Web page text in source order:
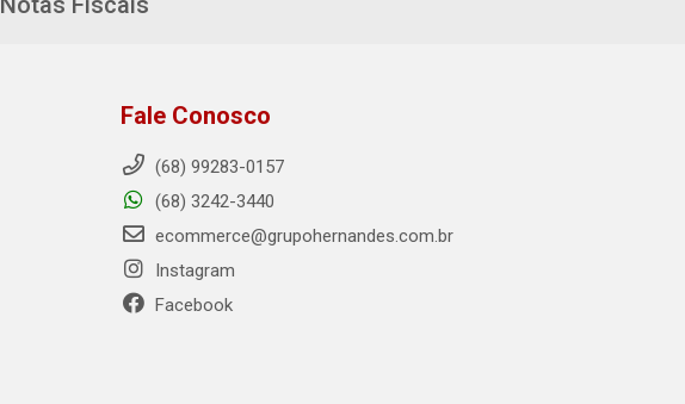
Fale Conosco
(68) 99283-0157
(68) 3242-3440
ecommerce@grupohernandes.com.br
Instagram
Facebook